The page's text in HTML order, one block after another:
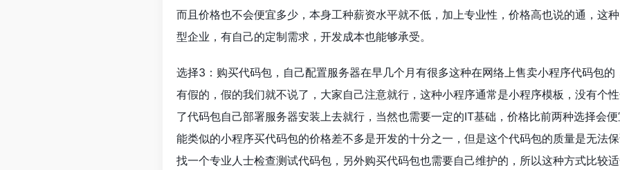
而且价格也不会便宜多少，本身工种薪资水平就不低，加上专业性，价格高也说的通，这
型企业，有自己的定制需求，开发成本也能够承受。
选择3：购买代码包，自己配置服务器在早几个月有很多这种在网络上售卖小程序代码包的
有假的，假的我们就不说了，大家自己注意就行，这种小程序通常是小程序模板，没有个
了代码包自己部署服务器安装上去就行，当然也需要一定的IT基础，价格比前两种选择会
能类似的小程序买代码包的价格差不多是开发的十分之一，但是这个代码包的质量是无法
找一个专业人士检查测试代码包，另外购买代码包也需要自己维护的，所以这种方式比较